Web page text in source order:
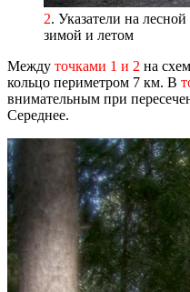
2. Указатели на
зимой и летом
Между точками 1 и 2 на
кольцо периметром 7 км. В
внимательным при
Середнее.